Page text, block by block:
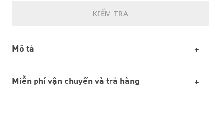
KIỂM TRA
Mô tả
Miễn phí vận chuyển và trả hàng